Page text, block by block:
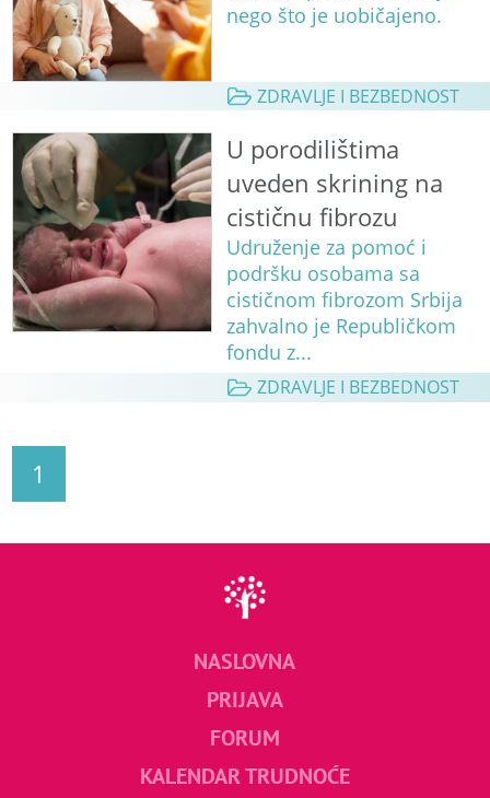
nego što je uobičajeno.
ZDRAVLJE I BEZBEDNOST
U porodilištima
uveden skrining na
cističnu fibrozu
Udruženje za pomoć i
podršku osobama sa
cističnom fibrozom Srbija
zahvalno je Republičkom
fondu z...
ZDRAVLJE I BEZBEDNOST
1
NASLOVNA
PRIJAVA
FORUM
KALENDAR TRUDNOĆE